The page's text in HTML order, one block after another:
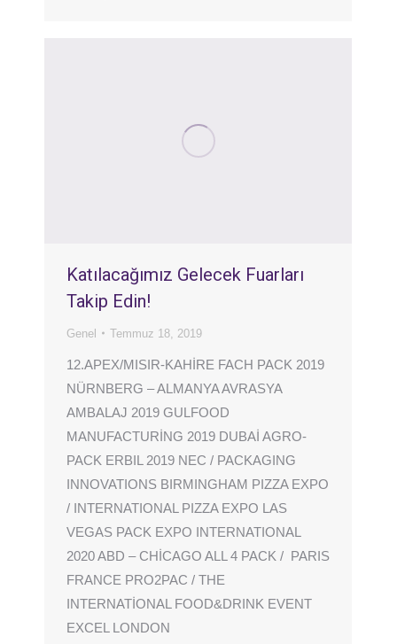
Katılacağımız Gelecek Fuarları
Takip Edin!
Genel Temmuz 18, 2019
12.APEX/MISIR-KAHİRE FACH PACK 2019
NÜRNBERG – ALMANYA AVRASYA
AMBALAJ 2019 GULFOOD
MANUFACTURİNG 2019 DUBAİ AGRO-
PACK ERBIL 2019 NEC / PACKAGING
INNOVATIONS BIRMINGHAM PIZZA EXPO
/ INTERNATIONAL PIZZA EXPO LAS
VEGAS PACK EXPO INTERNATIONAL
2020 ABD – CHİCAGO ALL 4 PACK / PARIS
FRANCE PRO2PAC / THE
INTERNATİONAL FOOD&DRINK EVENT
EXCEL LONDON